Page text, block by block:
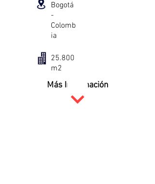
Bogotá
-
Colomb
ia
25.800
m2
Más Información